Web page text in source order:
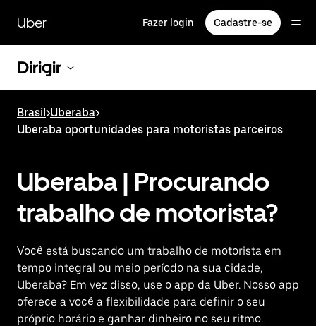
para
conteúdo
Uber Fazer login Cadastre-se
Dirigir
Brasil>Uberaba>
Uberaba oportunidades para motoristas parceiros
Uberaba | Procurando
trabalho de motorista?
Você está buscando um trabalho de motorista em
tempo integral ou meio período na sua cidade,
Uberaba? Em vez disso, use o app da Uber. Nosso app
oferece a você a flexibilidade para definir o seu
próprio horário e ganhar dinheiro no seu ritmo.